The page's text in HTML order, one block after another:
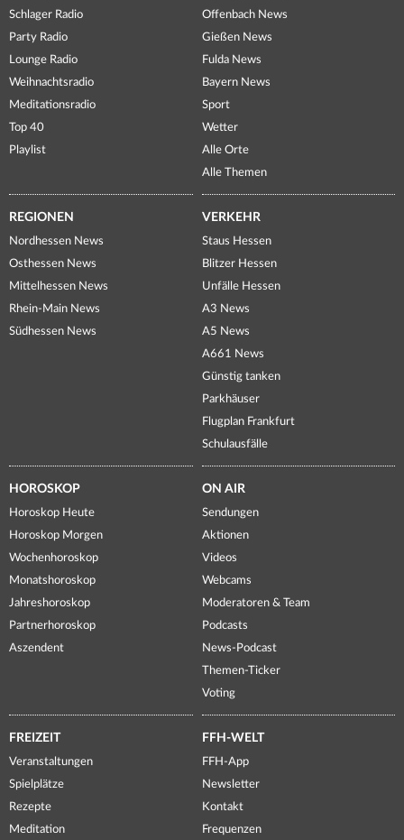
Schlager Radio
Party Radio
Lounge Radio
Weihnachtsradio
Meditationsradio
Top 40
Playlist
Offenbach News
Gießen News
Fulda News
Bayern News
Sport
Wetter
Alle Orte
Alle Themen
REGIONEN
Nordhessen News
Osthessen News
Mittelhessen News
Rhein-Main News
Südhessen News
VERKEHR
Staus Hessen
Blitzer Hessen
Unfälle Hessen
A3 News
A5 News
A661 News
Günstig tanken
Parkhäuser
Flugplan Frankfurt
Schulausfälle
HOROSKOP
Horoskop Heute
Horoskop Morgen
Wochenhoroskop
Monatshoroskop
Jahreshoroskop
Partnerhoroskop
Aszendent
ON AIR
Sendungen
Aktionen
Videos
Webcams
Moderatoren & Team
Podcasts
News-Podcast
Themen-Ticker
Voting
FREIZEIT
Veranstaltungen
Spielplätze
Rezepte
Meditation
FFH-WELT
FFH-App
Newsletter
Kontakt
Frequenzen